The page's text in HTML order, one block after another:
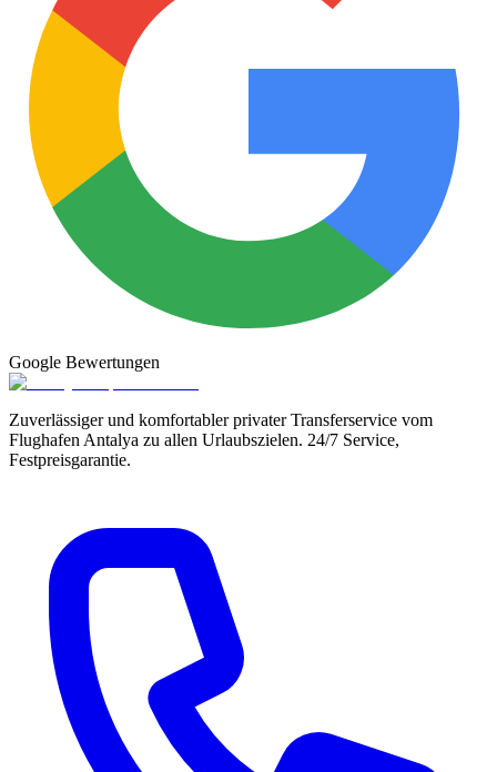
Google Bewertungen
Zuverlässiger und komfortabler privater Transferservice vom
Flughafen Antalya zu allen Urlaubszielen. 24/7 Service,
Festpreisgarantie.